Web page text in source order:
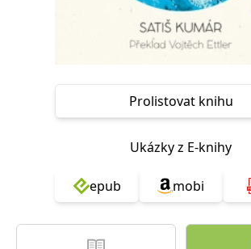
Prolistovat knihu
Ukázky z E-knihy
epub mobi
Provider /
Doména
CookieScript
1 měsíc